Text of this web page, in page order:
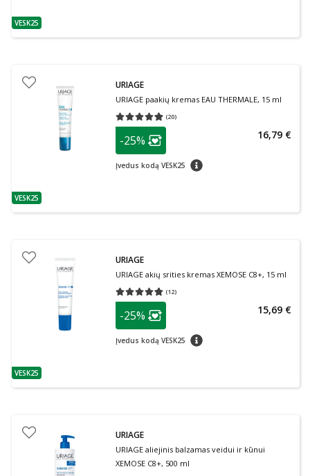
patarimas
VESK25
patarimas
VESK25
URIAGE
URIAGE paakių kremas EAU THERMALE, 15 ml
(20)
Vidutinis įvertinimas 4.85
patarimas
Lojalumo klubo narių nuolaida
-25%
Įvedus kodą VESK25 patarimas
16,79 €
patarimas
VESK25
URIAGE
URIAGE akių srities kremas XEMOSE C8+, 15 ml
(12)
Vidutinis įvertinimas 4.75
patarimas
Lojalumo klubo narių nuolaida
-25%
Įvedus kodą VESK25 patarimas
15,69 €
URIAGE
URIAGE aliejinis balzamas veidui ir kūnui
XEMOSE C8+, 500 ml